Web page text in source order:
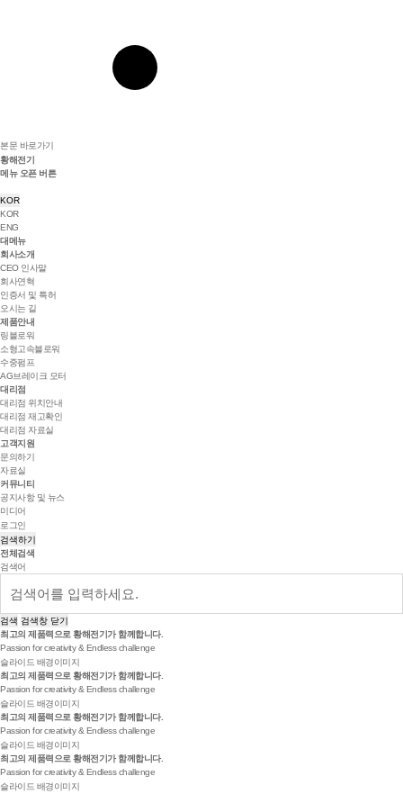
본문 바로가기
황해전기
메뉴 오픈 버튼
KOR
KOR
ENG
대메뉴
회사소개
CEO 인사말
회사연혁
인증서 및 특허
오시는 길
제품안내
링블로워
소형고속블로워
수중펌프
AG브레이크 모터
대리점
대리점 위치안내
대리점 재고확인
대리점 자료실
고객지원
문의하기
자료실
커뮤니티
공지사항 및 뉴스
미디어
로그인
검색하기
전체검색
검색어
검색 검색창 닫기
최고의 제품력으로황해전기 가 함께합니다.
Passion for creativity & Endless challenge
슬라이드 배경이미지
최고의 제품력으로황해전기 가 함께합니다.
Passion for creativity & Endless challenge
슬라이드 배경이미지
최고의 제품력으로 황해전기 가 함께합니다.
Passion for creativity & Endless challenge
슬라이드 배경이미지
최고의 제품력으로 황해전기 가 함께합니다.
Passion for creativity & Endless challenge
슬라이드 배경이미지